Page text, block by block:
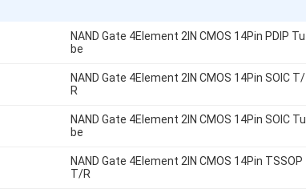
NAND Gate 4Element 2IN CMOS 14Pin PDIP Tu
be
NAND Gate 4Element 2IN CMOS 14Pin SOIC T/
R
NAND Gate 4Element 2IN CMOS 14Pin SOIC Tu
be
NAND Gate 4Element 2IN CMOS 14Pin TSSOP
T/R